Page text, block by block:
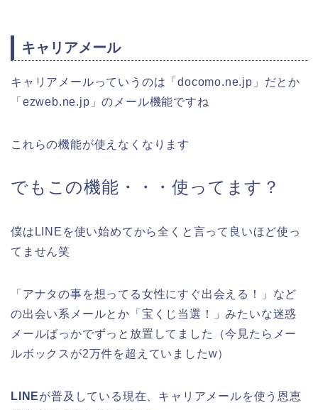
キャリアメール
キャリアメールっていうのは「docomo.ne.jp」だとか
「ezweb.ne.jp」のメール機能ですね
これらの機能が使えなくなります
でもこの機能・・・使ってます？
僕はLINEを使い始めてから全くと言って良いほど使っ
てません笑
「アナタの事を想ってる女性にすぐ出会える！」など
の出会い系メールとか「宝くじ当選！」みたいな迷惑
メールばっかでずっと放置してました（今見たらメー
ルボックスが2万件を超えていましたw）
LINEが普及している現在、キャリアメールを使う恩恵